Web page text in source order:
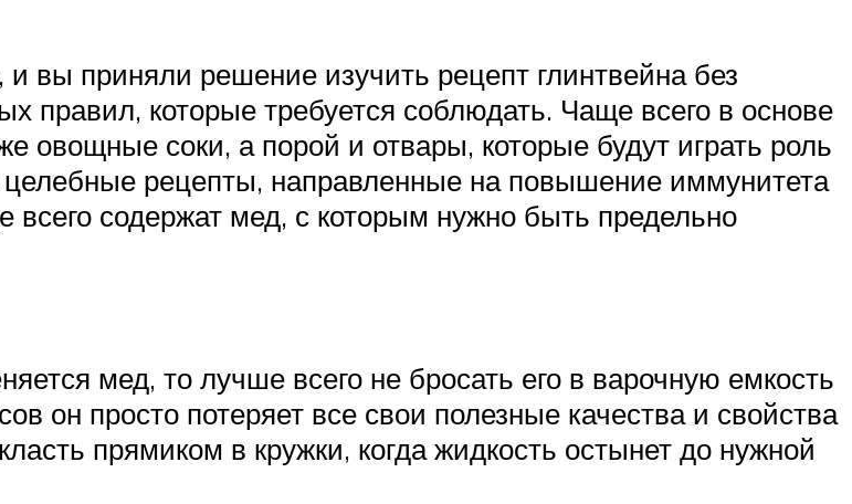
и вы приняли решение изучить рецепт глинтвейна без
правил, которые требуется соблюдать. Чаще всего в основе
овощные соки, а порой и отвары, которые будут играть роль
целебные рецепты, направленные на повышение иммунитета
содержат мед, с которым нужно быть предельно
мед, то лучше всего не бросать его в варочную емкость
он просто потеряет все свои полезные качества и свойства
прямиком в кружки, когда жидкость остынет до нужной